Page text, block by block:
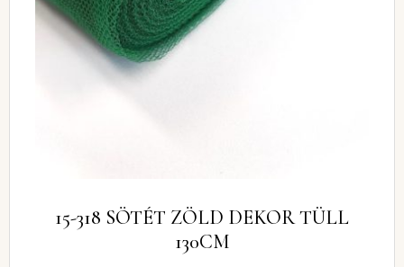
15-318 SÖTÉT ZÖLD DEKOR TÜLL
130CM